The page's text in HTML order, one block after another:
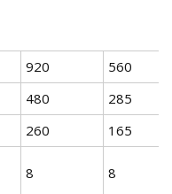
920
560
480
285
260
165
8 8